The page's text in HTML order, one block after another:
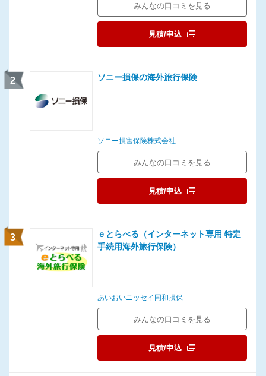
見積/申込
みんなの口コミを見る
2 ソニー損保の海外旅行保険
ソニー損害保険株式会社
見積/申込
みんなの口コミを見る
3
ｅとらべる（インターネット専用 特定
手続用海外旅行保険）
あいおいニッセイ同和損保
見積/申込
みんなの口コミを見る